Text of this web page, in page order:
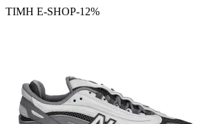
ΤΙΜΗ E-SHOP-12%